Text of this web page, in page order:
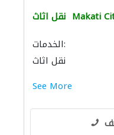
نقل اثاث Makati
الخدمات:
نقل اثاث
See More